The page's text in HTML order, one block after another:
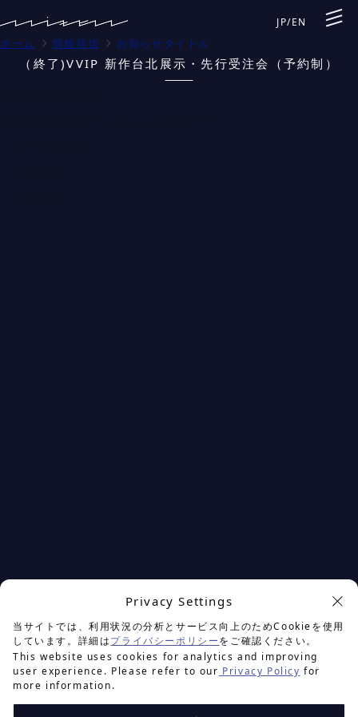
Privacy Settings
当サイトでは、利用状況の分析とサービス向上のためCookieを使用
しています。詳細はプライバシーポリシーをご確認ください。
This website uses cookies for analytics and improving
user experience. Please refer to our Privacy Policy for
more information.
JP/EN
ホーム 情報発信 お知らせタイトル
（終了)VVIP 新作台北展示・先行受注会（予約制）
余白を楽しむプロジェクト